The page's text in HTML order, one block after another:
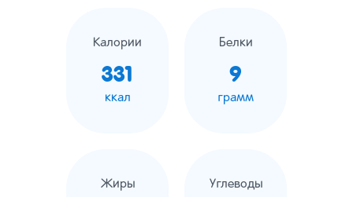
Калории
331
ккал
Белки
9
грамм
Жиры Углеводы